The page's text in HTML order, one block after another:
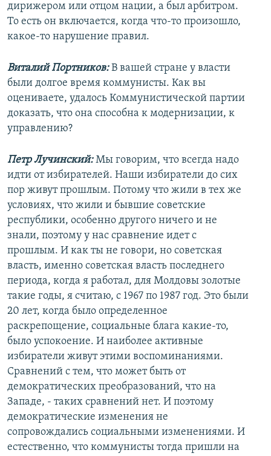
дирижером или отцом нации, а был арбитром.
То есть он включается, когда что-то произошло,
какое-то нарушение правил.
Виталий Портников:В вашей стране у власти
были долгое время коммунисты. Как вы
оцениваете, удалось Коммунистической партии
доказать, что она способна к модернизации, к
управлению?
Петр Лучинский:Мы говорим, что всегда надо
идти от избирателей. Наши избиратели до сих
пор живут прошлым. Потому что жили в тех же
условиях, что жили и бывшие советские
республики, особенно другого ничего и не
знали, поэтому у нас сравнение идет с
прошлым. И как ты не говори, но советская
власть, именно советская власть последнего
периода, когда я работал, для Молдовы золотые
такие годы, я считаю, с 1967 по 1987 год. Это были
20 лет, когда было определенное
раскрепощение, социальные блага какие-то,
было успокоение. И наиболее активные
избиратели живут этими воспоминаниями.
Сравнений с тем, что может быть от
демократических преобразований, что на
Западе, - таких сравнений нет. И поэтому
демократические изменения не
сопровождались социальными изменениями. И
естественно, что коммунисты тогда пришли на